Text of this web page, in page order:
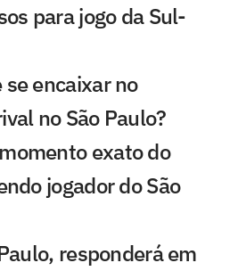
para jogo da Sul-
encaixar no
no São Paulo?
exato do
jogador do São
responderá em